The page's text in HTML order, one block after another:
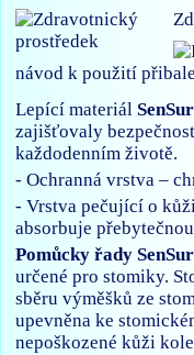
návod k použití
Lepící materiál
zajišťovaly
každodenním životě.
- Ochranná vrstva –
- Vrstva pečující o
absorbuje
Pomůcky řady
určené pro stomiky.
sběru výměšků ze
upevněna ke
nepoškozené kůži